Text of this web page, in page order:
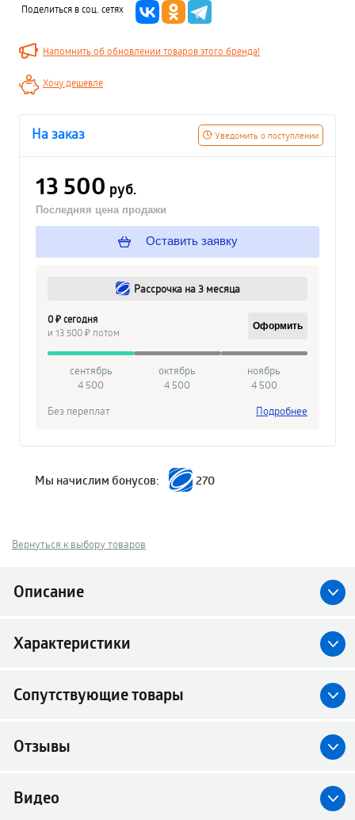
Поделиться в соц. сетях
Напомнить об обновлении товаров этого бренда!
Хочу дешевле
Уведомить о поступлении
На заказ
13 500 руб.
Последняя цена продажи
Оставить заявку
Рассрочка на 3 месяца
0 ₽ сегодня
и 13 500 ₽ потом
Оформить
сентябрь
4 500
октябрь
4 500
ноябрь
4 500
Без переплат
Подробнее
Мы начислим бонусов: 270
Вернуться к выбору товаров
Описание
Характеристики
Сопутствующие товары
Отзывы
Видео